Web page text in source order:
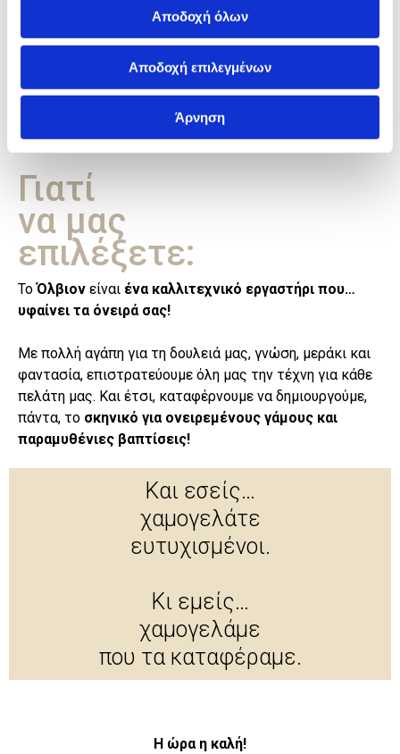
Αποδοχή όλων
Αποδοχή επιλεγμένων
Άρνηση
Γιατί
να μας
επιλέξετε:
ΤοΌλβιον είναι ένα καλλιτεχνικό εργαστήρι που…
υφαίνει τα όνειρά σας!
Με πολλή αγάπη για τη δουλειά μας, γνώση, μεράκι και
φαντασία, επιστρατεύουμε όλη μας την τέχνη για κάθε
πελάτη μας. Και έτσι, καταφέρνουμε να δημιουργούμε,
πάντα, το σκηνικό για ονειρεμένους γάμους και
παραμυθένιες βαπτίσεις!
Και εσείς…
χαμογελάτε
ευτυχισμένοι.
Κι εμείς…
χαμογελάμε
που τα καταφέραμε.
Η ώρα η καλή!